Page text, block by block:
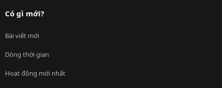
Có gì mới?
Bài viết mới
Dòng thời gian
Hoạt động mới nhất